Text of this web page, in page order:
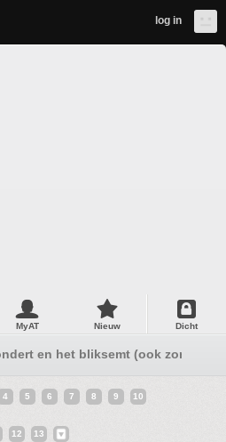
log in
MyAT Nieuw Dicht
en het bliksemt (ook zonder
4 5 6 7 8 9 10
12 13